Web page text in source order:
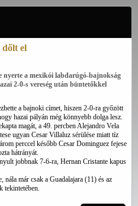
dőlt el
nyerte a mexikói labdarúgó-bajnokság
2-0-s vereség után büntetőkkel
a bajnoki címet, hiszen 2-0-ra győzött
hazai pályán még könnyebb dolga lesz.
magát, a 49. percben Alejandro Vela
ugyan Cesar Villaluz sérülése miatt tíz
perccel később Cesar Dominguez fejese
hátrányát.
jobbnak 7-6-ra, Hernan Cristante kapus
már csak a Guadalajara (11) és az
tekintetében.